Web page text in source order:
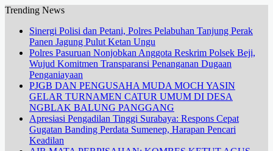
Trending News
Sinergi Polisi dan Petani, Polres Pelabuhan Tanjung Perak
Panen Jagung Pulut Ketan Ungu
Polres Pasuruan Nonjobkan Anggota Reskrim Polsek Beji,
Wujud Komitmen Transparansi Penanganan Dugaan
Penganiayaan
PJGB DAN PENGUSAHA MUDA MOCH YASIN
GELAR TURNAMEN CATUR UMUM DI DESA
NGBLAK BALUNG PANGGANG
Apresiasi Pengadilan Tinggi Surabaya: Respons Cepat
Gugatan Banding Perdata Sumenep, Harapan Pencari
Keadilan